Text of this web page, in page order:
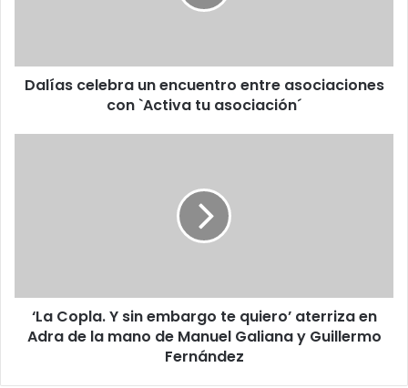
Dalías celebra un encuentro entre asociaciones
con `Activa tu asociación´
‘La Copla. Y sin embargo te quiero’ aterriza en
Adra de la mano de Manuel Galiana y Guillermo
Fernández